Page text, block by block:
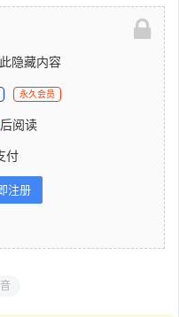
隐藏内容
永久会员
后阅读
付
注册